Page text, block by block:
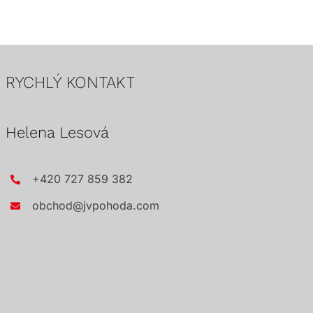
RYCHLÝ KONTAKT
Helena Lesová
+420 727 859 382
obchod@jvpohoda.com